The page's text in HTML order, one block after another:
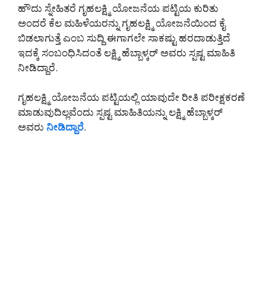
ಹೌದು ಸ್ನೇಹಿತರೆ ಗೃಹಲಕ್ಷ್ಮಿ ಯೋಜನೆಯ ಪಟ್ಟಿಯ ಕುರಿತು
ಅಂದರೆ ಕೆಲ ಮಹಿಳೆಯರನ್ನು ಗೃಹಲಕ್ಷ್ಮಿ ಯೋಜನೆಯಿಂದ ಕೈ
ಬಿಡಲಾಗುತ್ತೆ ಎಂಬ ಸುದ್ದಿ ಈಗಾಗಲೇ ಸಾಕಷ್ಟು ಹರದಾಡುತ್ತಿದೆ
ಇದಕ್ಕೆ ಸಂಬಂಧಿಸಿದಂತೆ ಲಕ್ಷ್ಮಿ ಹೆಬ್ಬಾಳ್ಕರ್ ಅವರು ಸ್ಪಷ್ಟ ಮಾಹಿತಿ
ನೀಡಿದ್ದಾರೆ.
ಗೃಹಲಕ್ಷ್ಮಿ ಯೋಜನೆಯ ಪಟ್ಟಿಯಲ್ಲಿ ಯಾವುದೇ ರೀತಿ ಪರೀಕ್ಷಕರಣೆ
ಮಾಡುವುದಿಲ್ಲವೆಂದು ಸ್ಪಷ್ಟ ಮಾಹಿತಿಯನ್ನು ಲಕ್ಷ್ಮಿ ಹೆಬ್ಬಾಳ್ಕರ್
ಅವರು ನೀಡಿದ್ದಾರೆ.